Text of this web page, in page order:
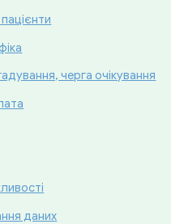
черга очікування
даних